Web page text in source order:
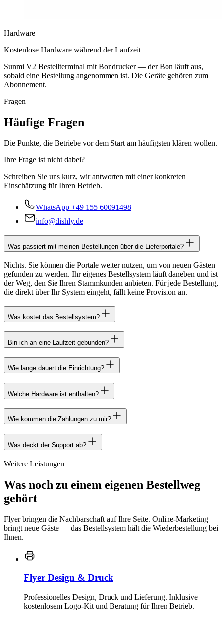
Hardware
Kostenlose Hardware während der Laufzeit
Sunmi V2 Bestellterminal mit Bondrucker — der Bon läuft aus,
sobald eine Bestellung angenommen ist. Die Geräte gehören zum
Abonnement.
Fragen
Häufige Fragen
Die Punkte, die Betriebe vor dem Start am häufigsten klären wollen.
Ihre Frage ist nicht dabei?
Schreiben Sie uns kurz, wir antworten mit einer konkreten
Einschätzung für Ihren Betrieb.
WhatsApp +49 155 60091498
info@dishly.de
Was passiert mit meinen Bestellungen über die Lieferportale?
Nichts. Sie können die Portale weiter nutzen, um von neuen Gästen
gefunden zu werden. Ihr eigenes Bestellsystem läuft daneben und ist
der Weg, den Sie Ihren Stammkunden anbieten. Für jede Bestellung,
die direkt über Ihr System eingeht, fällt keine Provision an.
Was kostet das Bestellsystem?
Bin ich an eine Laufzeit gebunden?
Wie lange dauert die Einrichtung?
Welche Hardware ist enthalten?
Wie kommen die Zahlungen zu mir?
Was deckt der Support ab?
Weitere Leistungen
Was noch zu einem eigenen Bestellweg
gehört
Flyer bringen die Nachbarschaft auf Ihre Seite. Online-Marketing
bringt neue Gäste — das Bestellsystem hält die Wiederbestellung bei
Ihnen.
Flyer Design & Druck
Professionelles Design, Druck und Lieferung. Inklusive
kostenlosem Logo-Kit und Beratung für Ihren Betrieb.